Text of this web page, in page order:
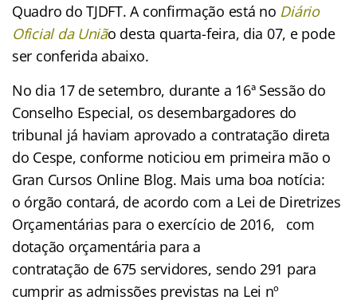
Quadro do TJDFT.A confirmação está no Diário
Oficial da União desta quarta-feira, dia 07, e pode
ser conferida abaixo.
No dia 17 de setembro, durante a 16ª Sessão do
Conselho Especial, os desembargadores do
tribunal já haviam aprovado a contratação direta
do Cespe, conforme noticiou em primeira mão o
Gran Cursos Online Blog. Mais uma boa notícia:
o órgão contará, de acordo com a Lei de Diretrizes
Orçamentárias para o exercício de 2016, com
dotação orçamentária para a
contratação de 675 servidores, sendo 291 para
cumprir as admissões previstas na Lei nº